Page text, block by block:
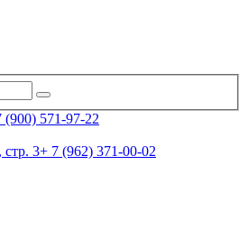
(900) 571-97-22
стр. 3+ 7 (962) 371-00-02